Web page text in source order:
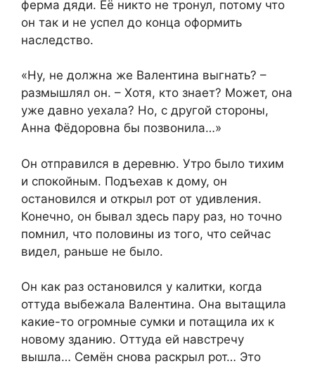
ферма дяди. Её никто не тронул, потому что
он так и не успел до конца оформить
наследство.
«Ну, не должна же Валентина выгнать? –
размышлял он. – Хотя, кто знает? Может, она
уже давно уехала? Но, с другой стороны,
Анна Фёдоровна бы позвонила…»
Он отправился в деревню. Утро было тихим
и спокойным. Подъехав к дому, он
остановился и открыл рот от удивления.
Конечно, он бывал здесь пару раз, но точно
помнил, что половины из того, что сейчас
видел, раньше не было.
Он как раз остановился у калитки, когда
оттуда выбежала Валентина. Она вытащила
какие-то огромные сумки и потащила их к
новому зданию. Оттуда ей навстречу
вышла… Семён снова раскрыл рот… Это